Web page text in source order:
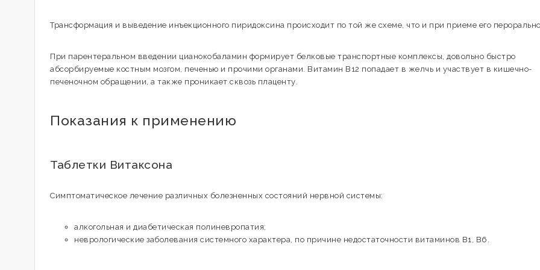
Трансформация и выведение инъекционного пиридоксина происходит по той же схеме, что и при приеме его
При парентеральном введении цианокобаламин формирует белковые транспортные комплексы, довольно быстро
абсорбируемые костным мозгом, печенью и прочими органами. Витамин B12 попадает в желчь и участвует в кишечно-
печеночном обращении, а также проникает сквозь плаценту.
Показания к применению
Таблетки Витаксона
Симптоматическое лечение различных болезненных состояний нервной системы:
алкогольная и диабетическая полиневропатия;
неврологические заболевания системного характера, по причине недостаточности витаминов В1, В6.